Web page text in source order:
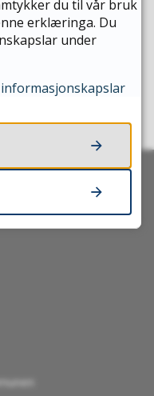
NEI du til vår bruk
erklæringa. Du
under